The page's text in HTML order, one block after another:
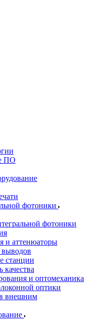
ПО
фотоники
фотоники
и аттенюаторы
станции
качества
и оптомеханика
оптики
внешним